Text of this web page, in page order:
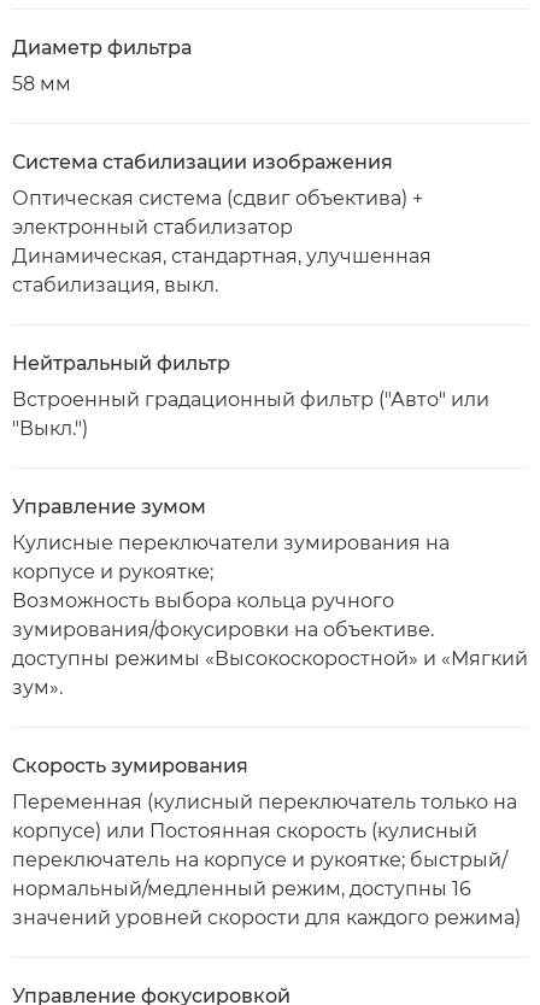
Диаметр фильтра
58 мм
Система стабилизации изображения
Оптическая система (сдвиг объектива) +
электронный стабилизатор
Динамическая, стандартная, улучшенная
стабилизация, выкл.
Нейтральный фильтр
Встроенный градационный фильтр ("Авто" или
"Выкл.")
Управление зумом
Кулисные переключатели зумирования на
корпусе и рукоятке;
Возможность выбора кольца ручного
зумирования/фокусировки на объективе.
доступны режимы «Высокоскоростной» и «Мягкий
зум».
Скорость зумирования
Переменная (кулисный переключатель только на
корпусе) или Постоянная скорость (кулисный
переключатель на корпусе и рукоятке; быстрый/
нормальный/медленный режим, доступны 16
значений уровней скорости для каждого режима)
Управление фокусировкой